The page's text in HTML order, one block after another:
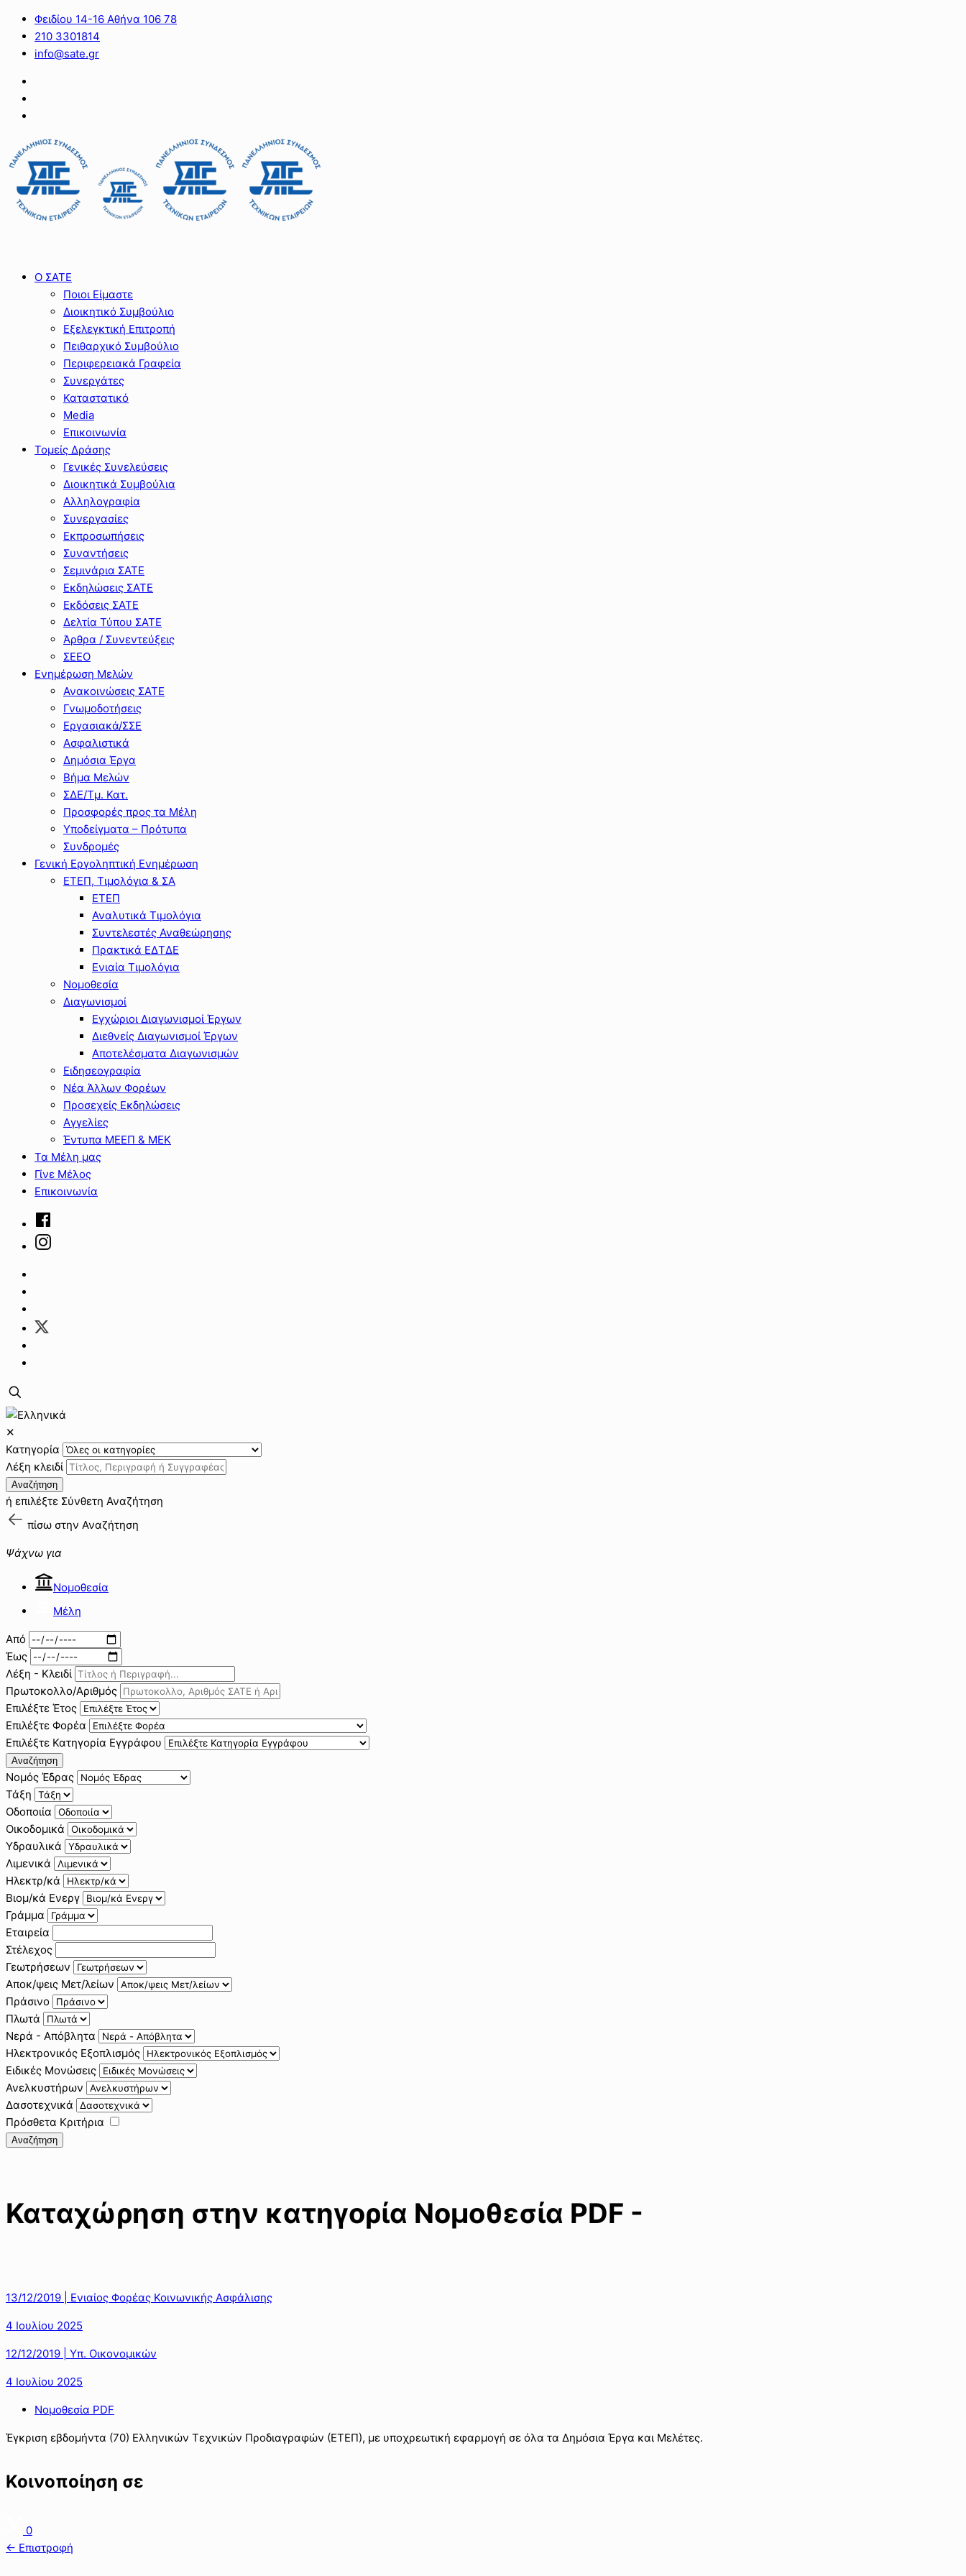
Φειδίου 14-16 Αθήνα 106 78
210 3301814
info@sate.gr
Ο ΣΑΤΕ
Ποιοι Είμαστε
Διοικητικό Συμβούλιο
Εξελεγκτική Επιτροπή
Πειθαρχικό Συμβούλιο
Περιφερειακά Γραφεία
Συνεργάτες
Καταστατικό
Media
Επικοινωνία
Τομείς Δράσης
Γενικές Συνελεύσεις
Διοικητικά Συμβούλια
Αλληλογραφία
Συνεργασίες
Εκπροσωπήσεις
Συναντήσεις
Σεμινάρια ΣΑΤΕ
Εκδηλώσεις ΣΑΤΕ
Εκδόσεις ΣΑΤΕ
Δελτία Τύπου ΣΑΤΕ
Άρθρα / Συνεντεύξεις
ΣΕΕΟ
Ενημέρωση Μελών
Ανακοινώσεις ΣΑΤΕ
Γνωμοδοτήσεις
Εργασιακά/ΣΣΕ
Ασφαλιστικά
Δημόσια Έργα
Βήμα Μελών
ΣΔΕ/Τμ. Κατ.
Προσφορές προς τα Μέλη
Υποδείγματα – Πρότυπα
Συνδρομές
Γενική Εργοληπτική Ενημέρωση
ΕΤΕΠ, Τιμολόγια & ΣΑ
ΕΤΕΠ
Αναλυτικά Τιμολόγια
Συντελεστές Αναθεώρησης
Πρακτικά ΕΔΤΔΕ
Ενιαία Τιμολόγια
Νομοθεσία
Διαγωνισμοί
Εγχώριοι Διαγωνισμοί Έργων
Διεθνείς Διαγωνισμοί Έργων
Αποτελέσματα Διαγωνισμών
Ειδησεογραφία
Νέα Άλλων Φορέων
Προσεχείς Εκδηλώσεις
Αγγελίες
Έντυπα ΜΕΕΠ & ΜΕΚ
Τα Μέλη μας
Γίνε Μέλος
Επικοινωνία
✕
Κατηγορία
Λέξη κλειδί
Αναζήτηση
ή επιλέξτε Σύνθετη Αναζήτηση
πίσω στην Αναζήτηση
Ψάχνω για
Νομοθεσία
Μέλη
Από
Έως
Λέξη - Κλειδί
Πρωτοκολλο/Αριθμός
Επιλέξτε Έτος
Επιλέξτε Φορέα
Επιλέξτε Κατηγορία Εγγράφου
Αναζήτηση
Νομός Έδρας
Τάξη
Οδοποιία
Οικοδομικά
Υδραυλικά
Λιμενικά
Ηλεκτρ/κά
Βιομ/κά Ενεργ
Γράμμα
Εταιρεία
Στέλεχος
Γεωτρήσεων
Αποκ/ψεις Μετ/λείων
Πράσινο
Πλωτά
Νερά - Απόβλητα
Ηλεκτρονικός Εξοπλισμός
Ειδικές Μονώσεις
Ανελκυστήρων
Δασοτεχνικά
Πρόσθετα Κριτήρια
Αναζήτηση
Καταχώρηση στην κατηγορία Νομοθεσία PDF -
13/12/2019 | Ενιαίος Φορέας Κοινωνικής Ασφάλισης
4 Ιουλίου 2025
12/12/2019 | Υπ. Οικονομικών
4 Ιουλίου 2025
Νομοθεσία PDF
Έγκριση εβδομήντα (70) Ελληνικών Τεχνικών Προδιαγραφών (ΕΤΕΠ), με υποχρεωτική εφαρμογή σε όλα τα Δημόσια Έργα και Μελέτες.
Κοινοποίηση σε
0
← Επιστροφή